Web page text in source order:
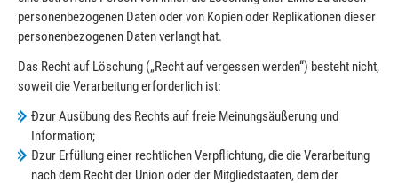
personenbezogenen Daten oder von Kopien oder Replikationen dieser
personenbezogenen Daten verlangt hat.
Das Recht auf Löschung („Recht auf vergessen werden“) besteht nicht,
soweit die Verarbeitung erforderlich ist:
Ðzur Ausübung des Rechts auf freie Meinungsäußerung und
Information;
Ðzur Erfüllung einer rechtlichen Verpflichtung, die die Verarbeitung
nach dem Recht der Union oder der Mitgliedstaaten, dem der